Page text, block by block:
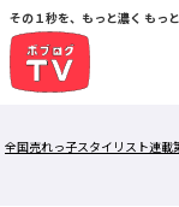
その１秒を、もっと濃く もっ
全国売れっ子スタイリスト連